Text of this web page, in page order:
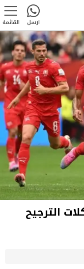
القائمة ارسل
الترجيح